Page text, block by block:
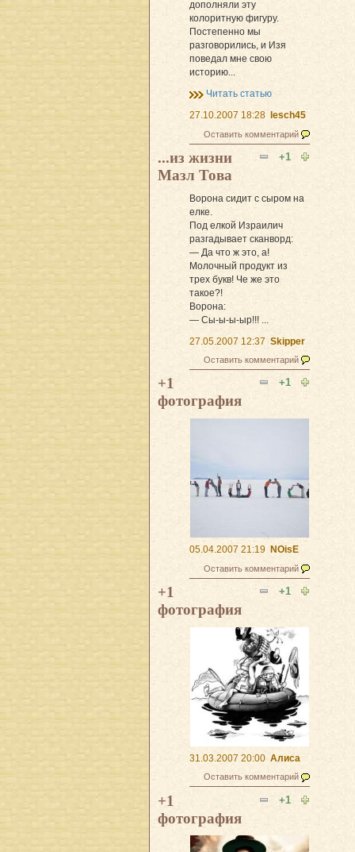
дополняли эту
колоритную фигуру.
Постепенно мы
разговорились, и Изя
поведал мне свою
историю...
Читать статью
27.10.2007 18:28
lesch45
Оставить комментарий
+1
...из жизни
Мазл Това
Ворона сидит с сыром на
елке.
Под елкой Израилич
разгадывает сканворд:
— Да что ж это, а!
Молочный продукт из
трех букв! Че же это
такое?!
Ворона:
— Сы-ы-ы-ыр!!! ...
27.05.2007 12:37 Skipper
Оставить комментарий
+1
+1
фотография
05.04.2007 21:19 NOisE
Оставить комментарий
+1
+1
фотография
31.03.2007 20:00 Алиса
Оставить комментарий
+1
+1
фотография